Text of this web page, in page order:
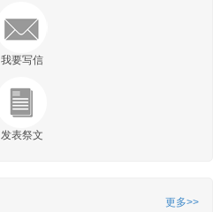
我要写信
发表祭文
更多>>